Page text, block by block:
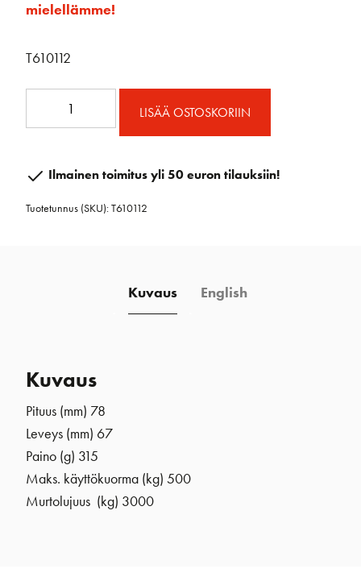
mielellämme!
T610112
ekstra
sakkelila
LISÄÄ OSTOSKORIIN
Ilmainen toimitus yli 50 euron tilauksiin!
Tuotetunnus (SKU):T610112
Kuvaus English
Kuvaus
Pituus (mm) 78
Leveys (mm) 67
Paino (g) 315
Maks. käyttökuorma (kg) 500
Murtolujuus (kg) 3000